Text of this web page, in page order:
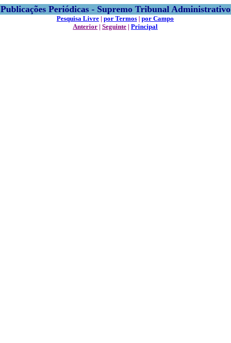
Publicações Periódicas - Supremo Tribunal Administrativo
Pesquisa Livre | por Termos | por Campo
Anterior | Seguinte | Principal